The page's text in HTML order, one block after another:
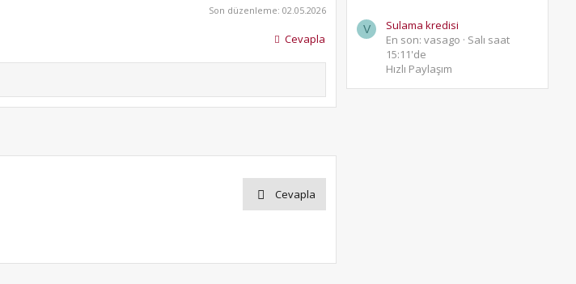
Son düzenleme: 02.05.2026
Cevapla
Cevapla
V
Sulama kredisi
En son: vasago
Salı saat
15:11'de
Hızlı Paylaşım